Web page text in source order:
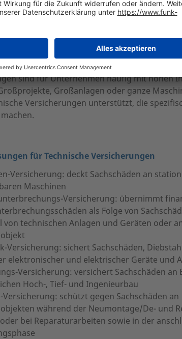
– zuverlässig bewertet und
sind für Unternehmen häufig mit hohen
Großanlagen oder ganze
Versicherungen unterstützt, die
für Technische Versicherungen
Versicherung: deckt Sachschäden an
Maschinen
Versicherung: übernimmt
als Folge von
von technischen Anlagen und Geräten oder
Versicherung: sichert Sachschäden,
elektronischer und elektrischer Geräte und
Versicherung: versichert Sachschäden an
Hoch-, Tief- und Ingenieurbau
schützt gegen Sachschäden an
während der Neumontage/De- und
bei Reparaturarbeiten sowie in der